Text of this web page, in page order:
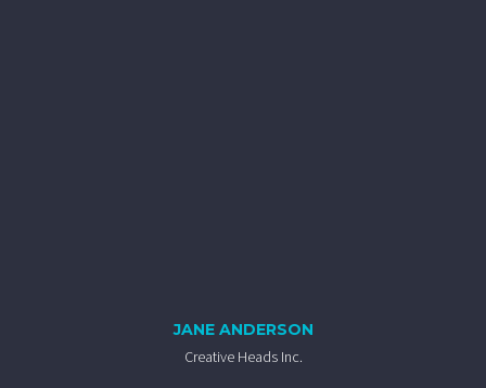
JANE ANDERSON
Creative Heads Inc.